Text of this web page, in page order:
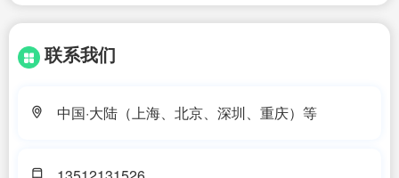
联系我们
中国·大陆（上海、北京、深圳、重庆）等